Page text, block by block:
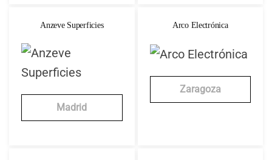
Anzeve Superficies
Madrid
Arco Electrónica
Zaragoza